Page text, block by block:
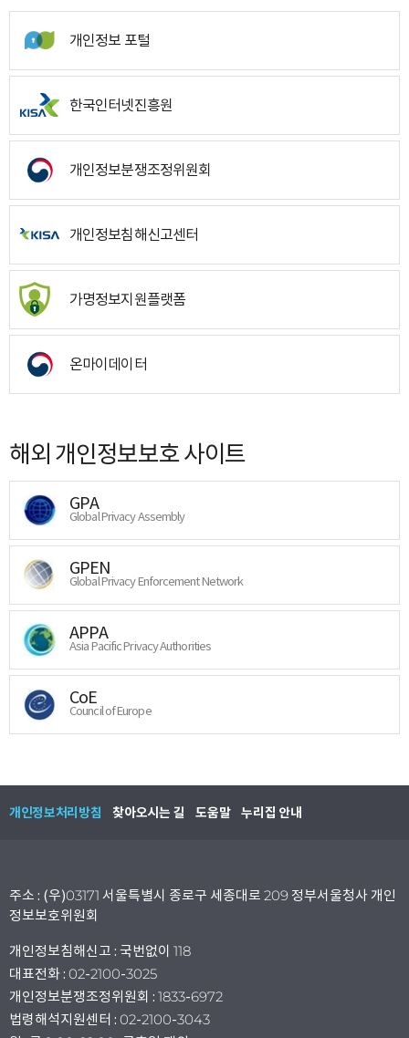
개인정보 포털
한국인터넷진흥원
개인정보분쟁조정위원회
개인정보침해신고센터
가명정보지원플랫폼
온마이데이터
해외 개인정보보호 사이트
GPA
Global Privacy Assembly
GPEN
Global Privacy Enforcement Network
APPA
Asia Pacific Privacy Authorities
CoE
Council of Europe
개인정보처리방침 찾아오시는 길 도움말 누리집 안내
주소 : (우)03171 서울특별시 종로구 세종대로 209 정부서울청사 개인
정보보호위원회
개인정보침해신고 : 국번없이 118
대표전화 : 02-2100-3025
개인정보분쟁조정위원회 : 1833-6972
법령해석지원센터 : 02-2100-3043